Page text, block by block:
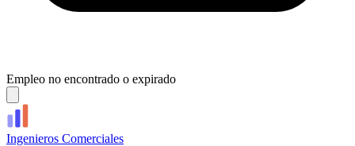
Empleo no encontrado o expirado
Ingenieros Comerciales